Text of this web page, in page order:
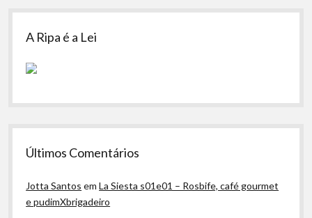
A Ripa é a Lei
Últimos Comentários
Jotta Santos emLa Siesta s01e01 – Rosbife, café gourmet
e pudimXbrigadeiro